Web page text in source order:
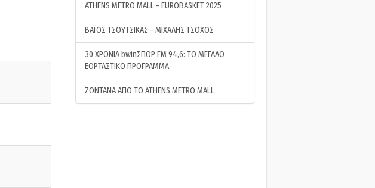
ATHENS METRO MALL - EUROBASKET 2025
ΒΑΪΟΣ ΤΣΟΥΤΣΙΚΑΣ - ΜΙΧΑΛΗΣ ΤΣΟΧΟΣ
30 ΧΡΟΝΙΑ bwinΣΠΟΡ FM 94,6: ΤΟ ΜΕΓΑΛΟ
ΕΟΡΤΑΣΤΙΚΟ ΠΡΟΓΡΑΜΜΑ
ΖΩΝΤΑΝΑ ΑΠΟ ΤΟ ATHENS METRO MALL